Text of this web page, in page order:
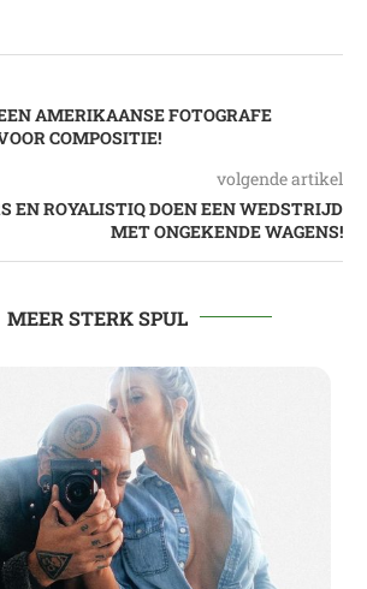
AMERIKAANSE FOTOGRAFE
COMPOSITIE!
volgende artikel
EN ROYALISTIQ DOEN EEN WEDSTRIJD
MET ONGEKENDE WAGENS!
MEER STERK SPUL